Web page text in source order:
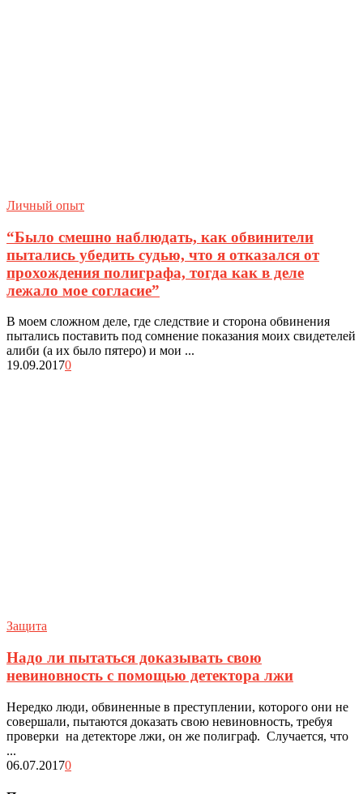
Личный опыт
“Было смешно наблюдать, как обвинители
пытались убедить судью, что я отказался от
прохождения полиграфа, тогда как в деле
лежало мое согласие”
В моем сложном деле, где следствие и сторона обвинения
пытались поставить под сомнение показания моих свидетелей
алиби (а их было пятеро) и мои ...
19.09.20170
Защита
Надо ли пытаться доказывать свою
невиновность с помощью детектора лжи
Нередко люди, обвиненные в преступлении, которого они не
совершали, пытаются доказать свою невиновность, требуя
проверки на детекторе лжи, он же полиграф. Случается, что
...
06.07.20170